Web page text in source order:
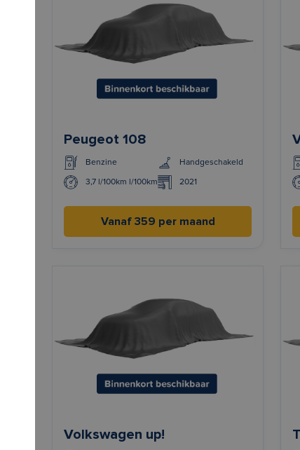
Peugeot 108
Benzine Handgeschakeld
3,7 l/100km l/100km 2021
Vanaf 359 per maand
Volkswagen up!